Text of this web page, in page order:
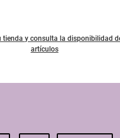
tienda y consulta la disponibilidad
artículos